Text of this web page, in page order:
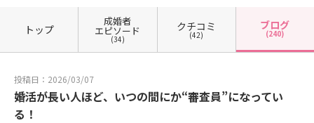
トップ
成婚者
エピソード
(34)
クチコミ
(42)
ブログ
(240)
投稿日：2026/03/07
婚活が長い人ほど、いつの間にか“審査員”になってい
る！